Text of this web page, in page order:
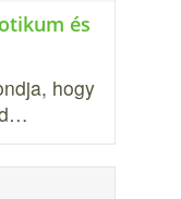
és
hogy